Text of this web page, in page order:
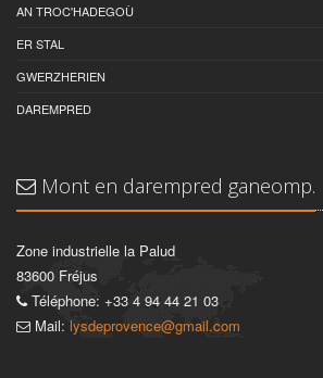
AN TROC'HADEGOÙ
ER STAL
GWERZHERIEN
DAREMPRED
Mont en darempred ganeomp.
Zone industrielle la Palud
83600 Fréjus
Téléphone: +33 4 94 44 21 03
Mail: lysdeprovence@gmail.com